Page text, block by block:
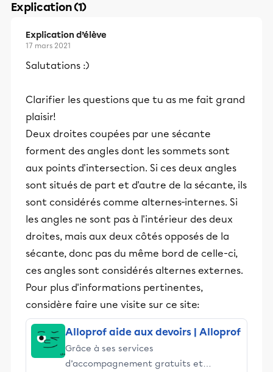
Explication (1)
Explication d’élève
17 mars 2021
Salutations :)
Clarifier les questions que tu as me fait grand
plaisir!
Deux droites coupées par une sécante
forment des angles dont les sommets sont
aux points d'intersection. Si ces deux angles
sont situés de part et d'autre de la sécante, ils
sont considérés comme alternes-internes. Si
les angles ne sont pas à l'intérieur des deux
droites, mais aux deux côtés opposés de la
sécante, donc pas du même bord de celle-ci,
ces angles sont considérés alternes externes.
Pour plus d'informations pertinentes,
considère faire une visite sur ce site:
Alloprof aide aux devoirs | Alloprof
Grâce à ses services
d’accompagnement gratuits et